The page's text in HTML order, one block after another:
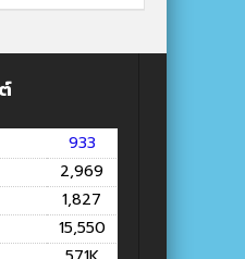
933
2,969
1,827
15,550